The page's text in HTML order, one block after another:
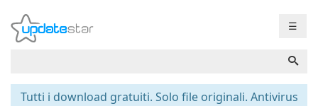
☰
Tutti i download gratuiti. Solo file originali. Antivirus